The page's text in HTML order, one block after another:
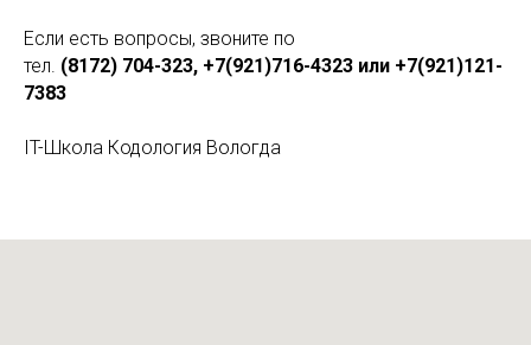
Если есть вопросы, звоните по
тел. (8172) 704-323, +7(921)716-4323 или +7(921)121-
7383
IT-Школа Кодология Вологда